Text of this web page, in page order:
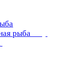
рыба